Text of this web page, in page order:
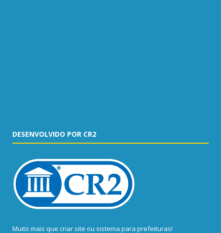
DESENVOLVIDO POR CR2
Muito mais que criar site ou sistema para prefeituras!